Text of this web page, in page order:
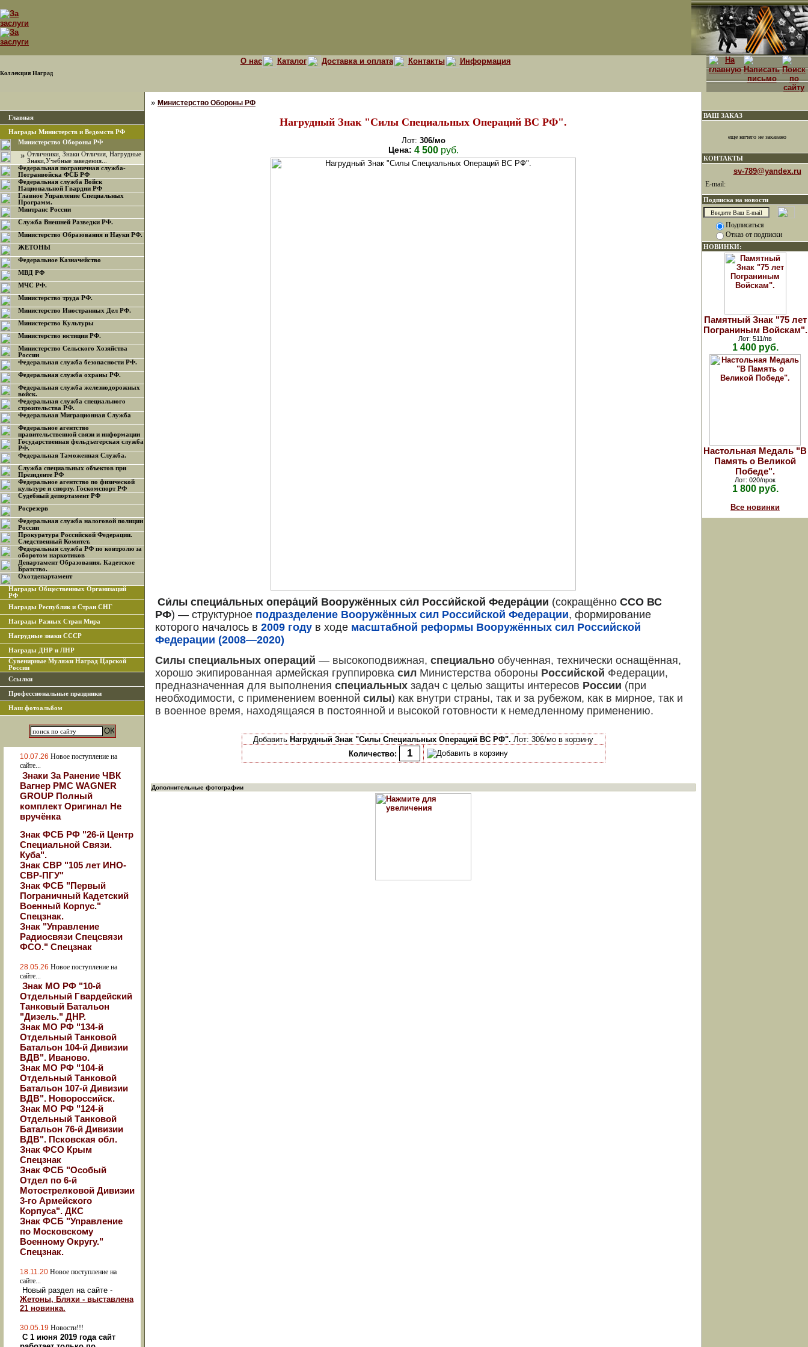
Коллекция Наград
О нас Каталог Доставка и оплата Контакты Информация
Главная
Награды Министерств и Ведомств РФ
Министерство Обороны РФ
» Отличники, Знаки Отличия, Нагрудные
Знаки,Учебные заведения...
Федеральная пограничная служба-
Погранвойска ФСБ РФ
Федеральная служба Войск
Национальной Гвардии РФ
Главное Управление Специальных
Программ.
Минтранс России
Служба Внешней Разведки РФ.
Министерство Образования и Науки РФ.
ЖЕТОНЫ
Федеральное Казначейство
МВД РФ
МЧС РФ.
Министерство труда РФ.
Министерство Иностранных Дел РФ.
Министерство Культуры
Министерство юстиции РФ.
Министерство Сельского Хозяйства
России
Федеральная служба безопасности РФ.
Федеральная служба охраны РФ.
Федеральная служба железнодорожных
войск.
Федеральная служба специального
строительства РФ.
Федеральная Миграционная Служба
Федеральное агентство
правительственной связи и информации
Государственная фельдъегерская служба
РФ.
Федеральная Таможенная Служба.
Служба специальных объектов при
Президенте РФ
Федеральное агентство по физической
культуре и спорту. Госкомспорт РФ
Судебный депортамент РФ
Росрезерв
Федеральная служба налоговой полиции
России
Прокуратура Российской Федерации.
Следственный Комитет.
Федеральная служба РФ по контролю за
оборотом наркотиков
Департамент Образования. Кадетское
Братство.
Охотдепартамент
Награды Общественных Организаций
РФ
Награды Республик и Стран СНГ
Награды Разных Стран Мира
Нагрудные знаки СССР
Награды ДНР и ЛНР
Сувенирные Муляжи Наград Царской
России
Ссылки
Профессиональные праздники
Наш фотоальбом
10.07.26 Новое поступление на
сайте...
Знаки За Ранение ЧВК
Вагнер РМС WAGNER
GROUP Полный
комплект Оригинал Не
вручёнка
Знак ФСБ РФ "26-й Центр
Специальной Связи.
Куба".
Знак СВР "105 лет ИНО-
СВР-ПГУ"
Знак ФСБ "Первый
Пограничный Кадетский
Военный Корпус."
Спецзнак.
Знак "Управление
Радиосвязи Спецсвязи
ФСО." Спецзнак
28.05.26 Новое поступление на
сайте...
Знак МО РФ "10-й
Отдельный Гвардейский
Танковый Батальон
"Дизель." ДНР.
Знак МО РФ "134-й
Отдельный Танковой
Батальон 104-й Дивизии
ВДВ". Иваново.
Знак МО РФ "104-й
Отдельный Танковой
Батальон 107-й Дивизии
ВДВ". Новороссийск.
Знак МО РФ "124-й
Отдельный Танковой
Батальон 76-й Дивизии
ВДВ". Псковская обл.
Знак ФСО Крым
Спецзнак
Знак ФСБ "Особый
Отдел по 6-й
Мотострелковой Дивизии
3-го Армейского
Корпуса". ДКС
Знак ФСБ "Управление
по Московскому
Военному Округу."
Спецзнак.
18.11.20 Новое поступление на
сайте...
Новый раздел на сайте -
Жетоны, Бляхи - выставлена
21 новинка.
30.05.19 Новости!!!
С 1 июня 2019 года сайт
» Министерство Обороны РФ
Нагрудный Знак "Силы Специальных Операций ВС РФ".
Лот: 306/мо
Цена: 4 500руб.
Си́лы специа́льных опера́ций Вооружённых си́л Росси́йской Федера́ции (сокращённо ССО ВС
РФ) — структурное подразделение Вооружённых сил Российской Федерации, формирование
которого началось в 2009 году в ходе масштабной реформы Вооружённых сил Российской
Федерации (2008—2020)
Силы специальных операций — высокоподвижная, специально обученная, технически оснащённая,
хорошо экипированная армейская группировка сил Министерства обороны Российской Федерации,
предназначенная для выполнения специальных задач с целью защиты интересов России (при
необходимости, с применением военной силы) как внутри страны, так и за рубежом, как в мирное, так и
в военное время, находящаяся в постоянной и высокой готовности к немедленному применению.
Добавить Нагрудный Знак "Силы Специальных Операций ВС РФ". Лот: 306/мо в корзину
Количество:
Дополнительные фотографии
ВАШ ЗАКАЗ
еще ничего не заказано
КОНТАКТЫ
sv-789@yandex.ru
E-mail:
Подписка на новости
Подписаться
Отказ от подписки
НОВИНКИ:
Памятный Знак "75 лет
Пограниным Войскам".
Лот: 511/пв
1 400 руб.
Настольная Медаль "В
Память о Великой
Победе".
Лот: 020/прок
1 800 руб.
Все новинки